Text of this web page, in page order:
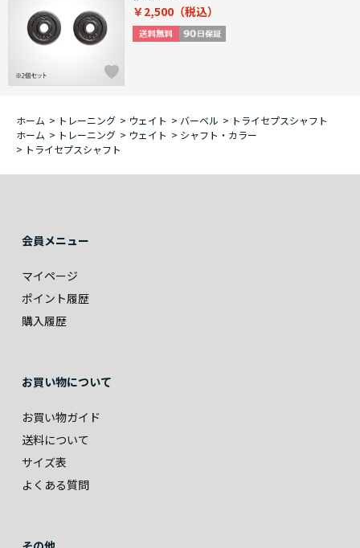
￥2,500
ホーム > トレーニング > ウェイト > バーベル > トライセプスシャフト
ホーム > トレーニング > ウェイト > シャフト・カラー
> トライセプスシャフト
会員メニュー
マイページ
ポイント履歴
購入履歴
お買い物について
お買い物ガイド
送料について
サイズ表
よくある質問